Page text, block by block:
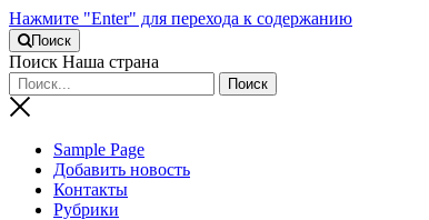
Нажмите "Enter" для перехода к содержанию
Поиск
Поиск Наша страна
Sample Page
Добавить новость
Контакты
Рубрики